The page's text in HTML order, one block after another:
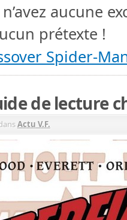
aucune
prétexte !
Spider-
de lecture
Actu V.F.